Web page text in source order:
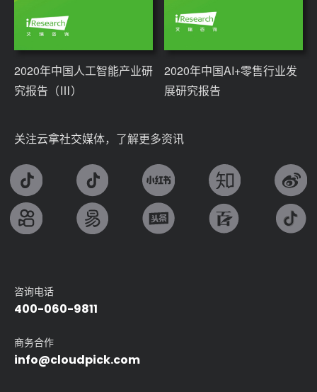
2020年中国人工智能产业研
究报告（Ⅲ）
2020年中国AI+零售行业发
展研究报告
关注云拿社交媒体，了解更多资讯
咨询电话
400-060-9811
商务合作
info@cloudpick.com